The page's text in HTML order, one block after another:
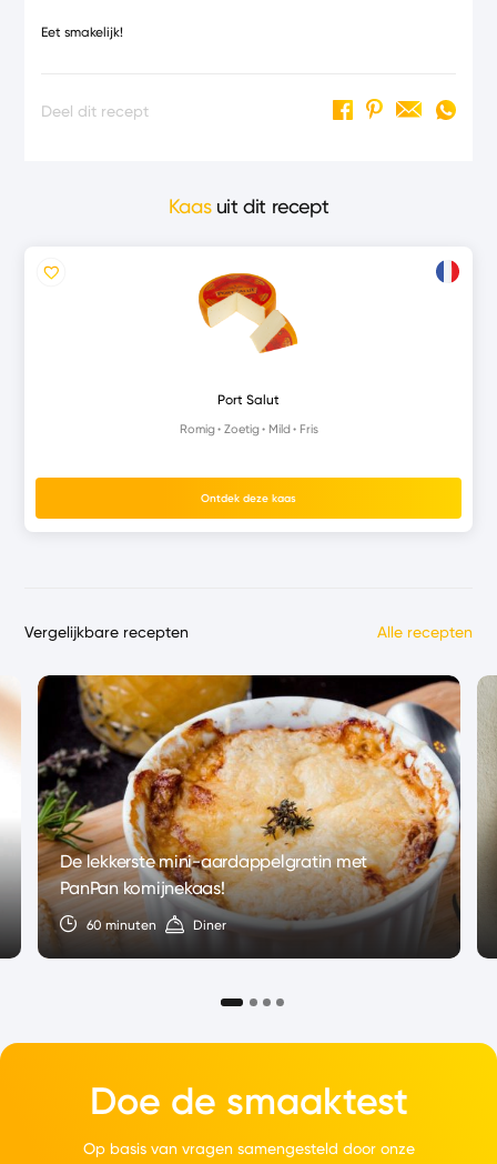
Eet smakelijk!
Deel dit recept
Kaasuit dit recept
Port Salut
Romig Zoetig Mild Fris
Ontdek deze kaas
Vergelijkbare recepten Alle recepten
De lekkerste mini-aardappelgratin met
PanPan komijnekaas!
60 minuten Diner
Doe de smaaktest
Op basis van vragen samengesteld door onze